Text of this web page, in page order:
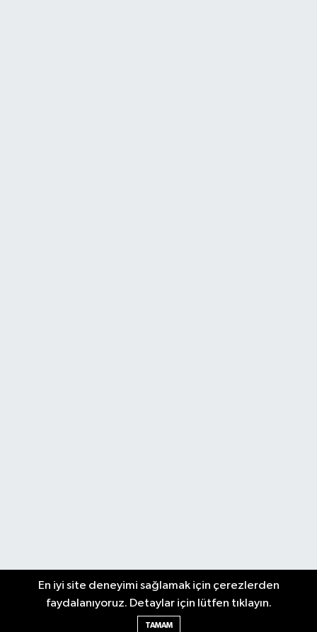
En iyi site deneyimi sağlamak için çerezlerden
faydalanıyoruz. Detaylar için lütfen tıklayın.
TAMAM